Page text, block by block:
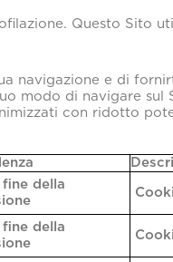
Questo Sito
navigazione e di
modo di navigare
con ridotto
della
della